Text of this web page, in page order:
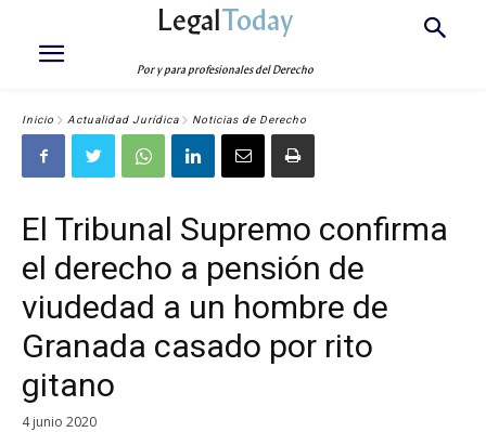
LegalToday
Por y para profesionales del Derecho
Inicio Actualidad Jurídica Noticias de Derecho
El Tribunal Supremo confirma
el derecho a pensión de
viudedad a un hombre de
Granada casado por rito
gitano
4 junio 2020